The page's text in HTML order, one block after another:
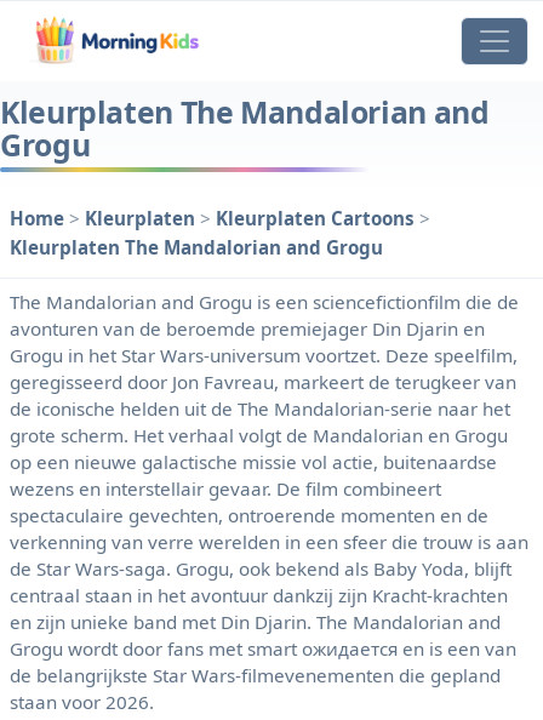
Kleurplaten The Mandalorian and
Grogu
Home > Kleurplaten > Kleurplaten Cartoons >
Kleurplaten The Mandalorian and Grogu
The Mandalorian and Grogu is een sciencefictionfilm die de
avonturen van de beroemde premiejager Din Djarin en
Grogu in het Star Wars-universum voortzet. Deze speelfilm,
geregisseerd door Jon Favreau, markeert de terugkeer van
de iconische helden uit de The Mandalorian-serie naar het
grote scherm. Het verhaal volgt de Mandalorian en Grogu
op een nieuwe galactische missie vol actie, buitenaardse
wezens en interstellair gevaar. De film combineert
spectaculaire gevechten, ontroerende momenten en de
verkenning van verre werelden in een sfeer die trouw is aan
de Star Wars-saga. Grogu, ook bekend als Baby Yoda, blijft
centraal staan ​​in het avontuur dankzij zijn Kracht-krachten
en zijn unieke band met Din Djarin. The Mandalorian and
Grogu wordt door fans met smart ожидается en is een van
de belangrijkste Star Wars-filmevenementen die gepland
staan ​​voor 2026.